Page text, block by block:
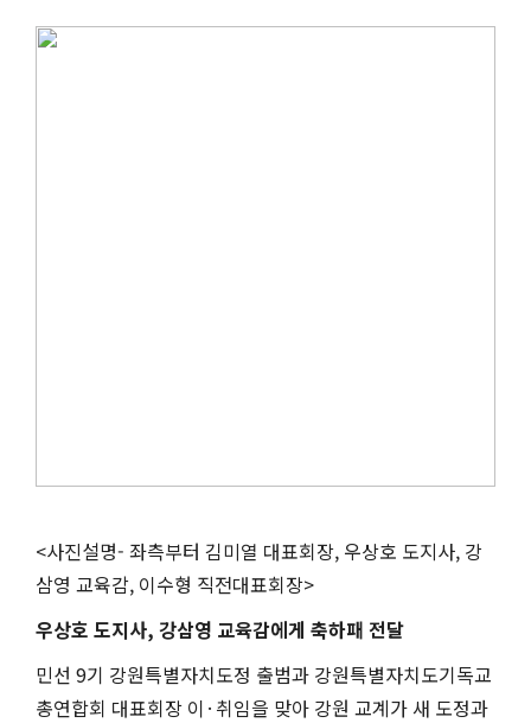
<사진설명- 좌측부터 김미열 대표회장, 우상호 도지사, 강
삼영 교육감, 이수형 직전대표회장>
우상호 도지사, 강삼영 교육감에게 축하패 전달
민선 9기 강원특별자치도정 출범과 강원특별자치도기독교
총연합회 대표회장 이 · 취임을 맞아 강원 교계가 새 도정과